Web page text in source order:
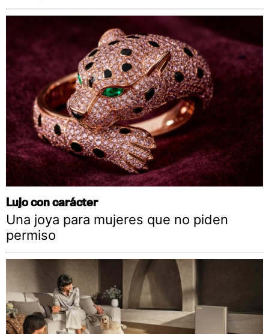
Lujo con carácter
Una joya para mujeres que no piden
permiso